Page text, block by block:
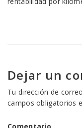
Dejar un
Tu dirección de
campos obligatorios